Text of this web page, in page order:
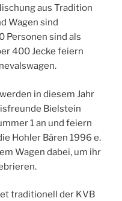
aus Tradition
Wagen sind
Personen sind als
400 Jecke feiern
in diesem Jahr
Bielstein
1 an und feiern
Hohler Bären 1996 e.
Wagen dabei, um ihr
traditionell der KVB